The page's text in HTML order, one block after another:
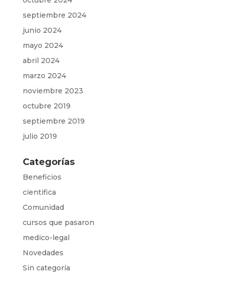
septiembre 2024
junio 2024
mayo 2024
abril 2024
marzo 2024
noviembre 2023
octubre 2019
septiembre 2019
julio 2019
Categorías
Beneficios
cientifica
Comunidad
cursos que pasaron
medico-legal
Novedades
Sin categoría